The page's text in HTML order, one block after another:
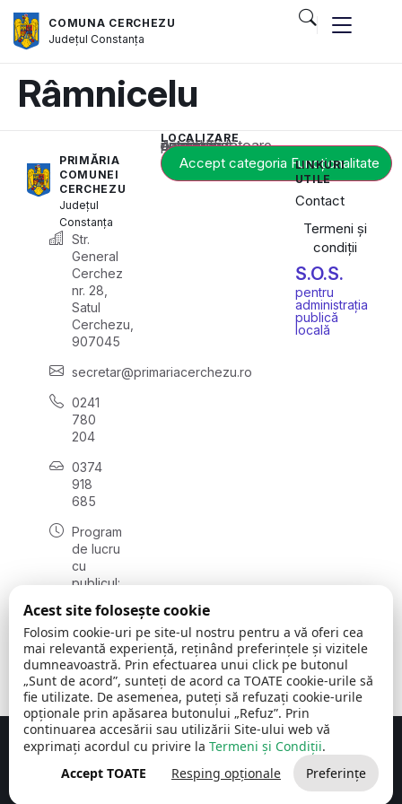
COMUNA CERCHEZU
JudețulConstanța
Râmnicelu
PRIMĂRIA
COMUNEI
CERCHEZU
Județul
Constanța
Str.
General
Cerchez
nr. 28,
Satul
Cerchezu,
907045
secretar@primariacerchezu.ro
0241
780
204
0374
918
685
Program
de lucru
cu
publicul:
08:00 -
16:30
, vineri:
08:00 -
14:00
LOCALIZARE
Acest conținut este blocat până când acceptați categoria corespunzătoare de cookie-uri.
Accept categoria Funcționalitate
LINKURI
UTILE
Contact
Termeni și
condiții
S.O.S.
pentru
administrația
publică
locală
Comuna Cerchezu © 2026Toate drepturile rezervate
Concept realizat de Big Media Relații Publice SRL
Acest site folosește cookie
Folosim cookie-uri pe site-ul nostru pentru a vă oferi cea
mai relevantă experiență, reținând preferințele și vizitele
dumneavoastră. Prin efectuarea unui click pe butonul
„Sunt de acord”, sunteți de acord ca TOATE cookie-urile să
fie utilizate. De asemenea, puteți să refuzați cookie-urile
opționale prin apăsarea butonului „Refuz”. Prin
continuarea accesării sau utilizării Site-ului web vă
exprimați acordul cu privire la Termeni și Condiții.
Accept TOATE
Resping opționale Preferințe